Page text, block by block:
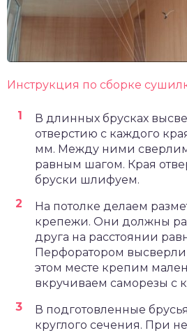
Инструкция по сборке
В длинных брусках
отверстию с каждого
мм. Между ними
равным шагом. Края
бруски шлифуем.
На потолке делаем
крепежи. Они должны
друга на расстоянии
Перфоратором
этом месте крепим
вкручиваем саморезы с
В подготовленные
круглого сечения. При